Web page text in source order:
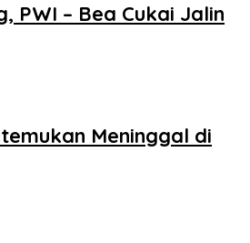
PWI – Bea Cukai Jalin
Meninggal di